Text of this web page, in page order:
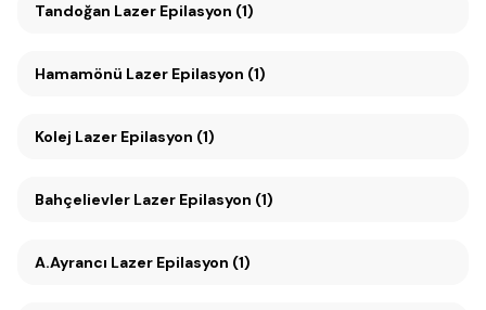
Tandoğan Lazer Epilasyon (1)
Hamamönü Lazer Epilasyon (1)
Kolej Lazer Epilasyon (1)
Bahçelievler Lazer Epilasyon (1)
A.Ayrancı Lazer Epilasyon (1)